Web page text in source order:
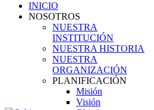
INICIO
NOSOTROS
NUESTRA
INSTITUCIÓN
NUESTRA HISTORIA
NUESTRA
ORGANIZACIÓN
PLANIFICACIÓN
Misión
Visión